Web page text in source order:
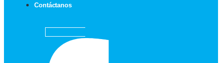
Contáctanos